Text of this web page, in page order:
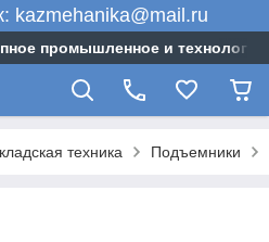
kazmehanika@mail.ru
промышленное и
техника Подъемники